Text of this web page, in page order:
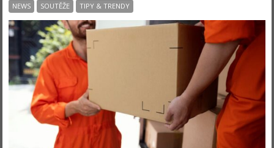
NEWS SOUTĚŽE TIPY & TRENDY